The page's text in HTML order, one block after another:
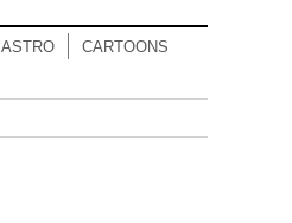
ASTRO CARTOONS